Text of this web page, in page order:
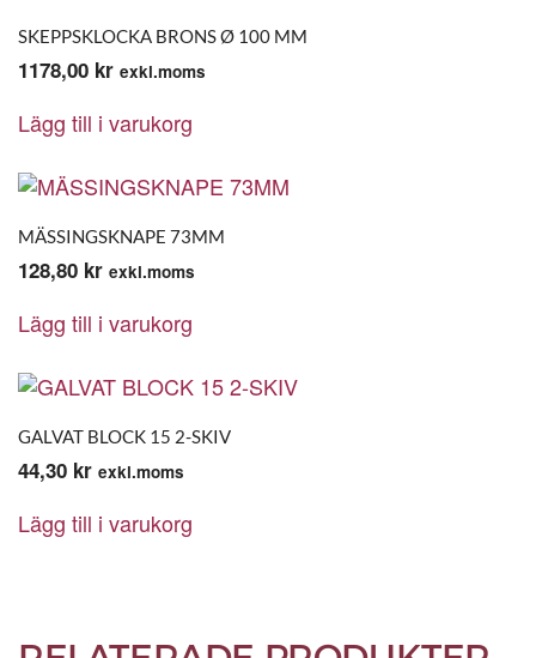
SKEPPSKLOCKA BRONS Ø 100 MM
1178,00 kr exkl.moms
Lägg till i varukorg
MÄSSINGSKNAPE 73MM
128,80 kr exkl.moms
Lägg till i varukorg
GALVAT BLOCK 15 2-SKIV
44,30 kr exkl.moms
Lägg till i varukorg